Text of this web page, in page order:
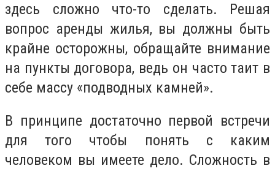
здесь сложно что-то сделать. Решая
вопрос аренды жилья, вы должны быть
крайне осторожны, обращайте внимание
на пункты договора, ведь он часто таит в
себе массу «подводных камней».
В принципе достаточно первой встречи
для того чтобы понять с каким
человеком вы имеете дело. Сложность в